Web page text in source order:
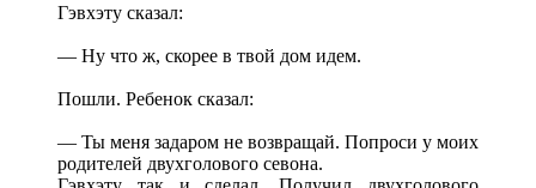
Гэвхэту сказал:
— Ну что ж, скорее в твой дом идем.
Пошли. Ребенок сказал:
— Ты меня задаром не возвращай. Попроси у моих
родителей двухголового севона.